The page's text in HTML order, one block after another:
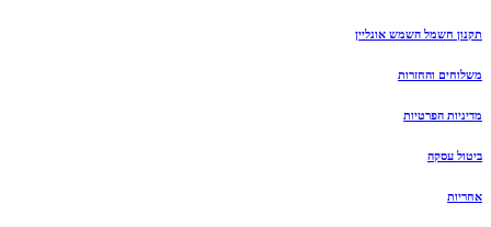
תקנון חשמל השמש אונליין
משלוחים והחזרות
מדיניות הפרטיות
ביטול עסקה
אחריות